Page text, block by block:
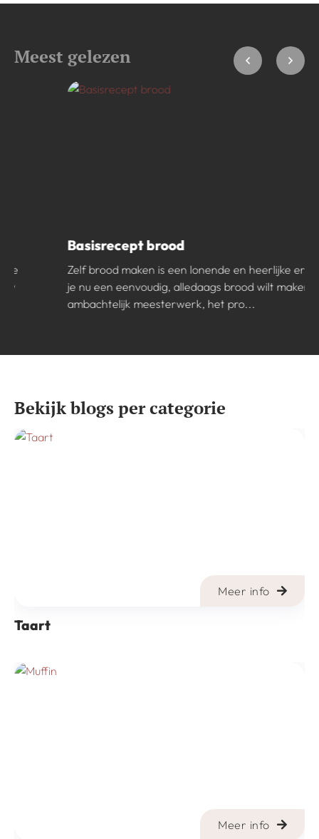
Meest gelezen
Basisrecept brood
Zelf brood maken is een lonende en heerlijke ervaring. Of
je nu een eenvoudig, alledaags brood wilt maken of een
ambachtelijk meesterwerk, het pro...
Bekijk blogs per categorie
Meer info
Taart
Meer info